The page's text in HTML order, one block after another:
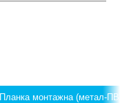
Планка монтажна (метал-